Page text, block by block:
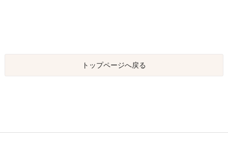
トップページへ戻る